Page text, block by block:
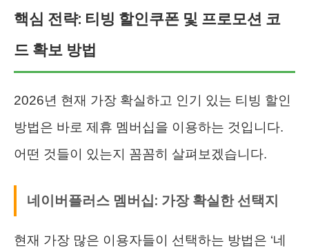
핵심 전략: 티빙 할인쿠폰 및 프로모션 코
드 확보 방법
2026년 현재 가장 확실하고 인기 있는 티빙 할인
방법은 바로 제휴 멤버십을 이용하는 것입니다.
어떤 것들이 있는지 꼼꼼히 살펴보겠습니다.
네이버플러스 멤버십: 가장 확실한 선택지
현재 가장 많은 이용자들이 선택하는 방법은 ‘네